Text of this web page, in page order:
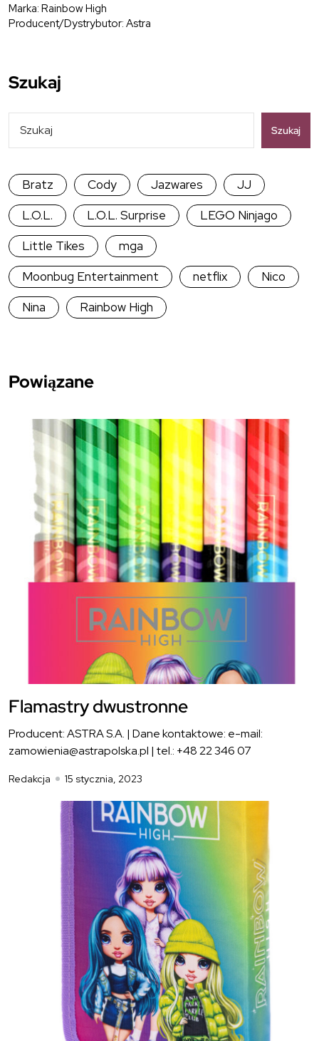
Marka: Rainbow High
Producent/Dystrybutor: Astra
Szukaj
Szukaj
Bratz Cody Jazwares
JJ
L.O.L.
L.O.L. Surprise
LEGO Ninjago
Little Tikes
mga
Moonbug Entertainment
netflix
Nico
Nina
Rainbow High
Powiązane
Flamastry dwustronne
Producent: ASTRA S.A. | Dane kontaktowe: e-mail:
zamowienia@astrapolska.pl | tel.: +48 22 346 07
Redakcja 15 stycznia, 2023